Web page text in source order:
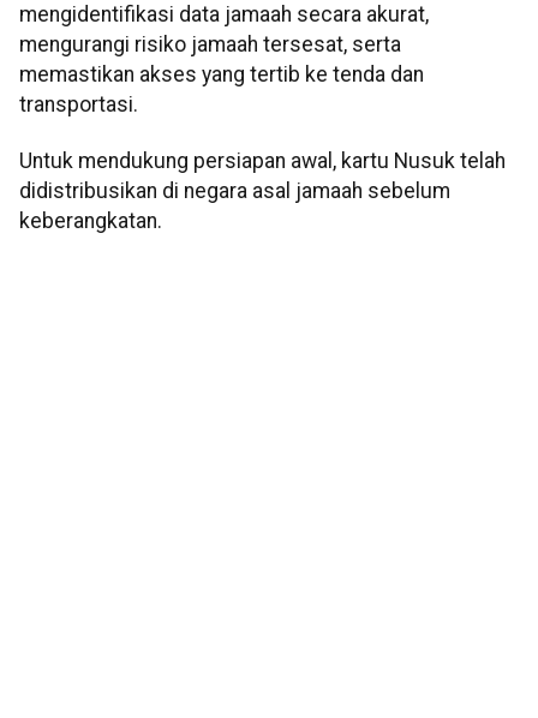
mengidentifikasi data jamaah secara akurat,
mengurangi risiko jamaah tersesat, serta
memastikan akses yang tertib ke tenda dan
transportasi.
Untuk mendukung persiapan awal, kartu Nusuk telah
didistribusikan di negara asal jamaah sebelum
keberangkatan.